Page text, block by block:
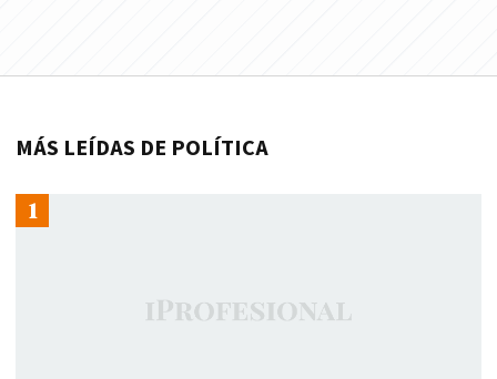
MÁS LEÍDAS DE POLÍTICA